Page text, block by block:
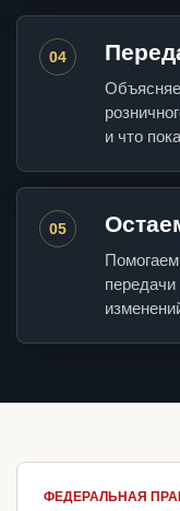
04
и что
05
ФЕДЕРАЛЬНАЯ